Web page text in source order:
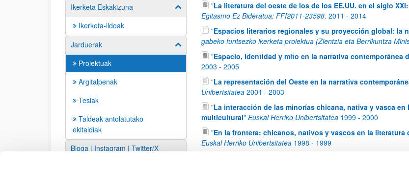
Ikerketa Eskakizuna
Erakutsi/izkutatu azpiorriak
Ikerketa-ildoak
Jarduerak
Erakutsi/izkutatu azpiorriak
Proiektuak
Argitalpenak
Tesiak
Taldeak antolatutako
ekitaldiak
Bloga | Instagram | Twitter/X
"La literatura del oeste de los de los EE.UU. en el siglo
Egitasmo Ez Bideratua: FFI2011-23598. 2011 - 2014
"Espacios literarios regionales y su proyección global: la
gabeko funtsezko ikerketa proiektua (Zientzia eta Berrikuntza
"Espacio, identidad y mito en la narrativa contemporánea
2003 - 2005
"La representación del Oeste en la narrativa
Unibertsitatea 2001 - 2003
"La interacción de las minorías chicana, nativa y vasca
multicultural" Euskal Herriko Unibertsitatea 1999 - 2000
"En la frontera: chicanos, nativos y vascos en la
Euskal Herriko Unibertsitatea 1998 - 1999